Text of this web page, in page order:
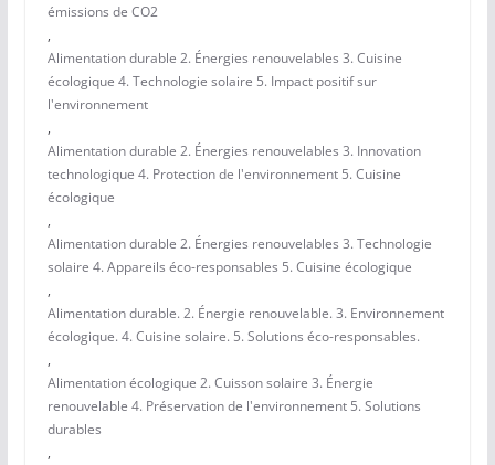
émissions de CO2
,
Alimentation durable 2. Énergies renouvelables 3. Cuisine
écologique 4. Technologie solaire 5. Impact positif sur
l'environnement
,
Alimentation durable 2. Énergies renouvelables 3. Innovation
technologique 4. Protection de l'environnement 5. Cuisine
écologique
,
Alimentation durable 2. Énergies renouvelables 3. Technologie
solaire 4. Appareils éco-responsables 5. Cuisine écologique
,
Alimentation durable. 2. Énergie renouvelable. 3. Environnement
écologique. 4. Cuisine solaire. 5. Solutions éco-responsables.
,
Alimentation écologique 2. Cuisson solaire 3. Énergie
renouvelable 4. Préservation de l'environnement 5. Solutions
durables
,